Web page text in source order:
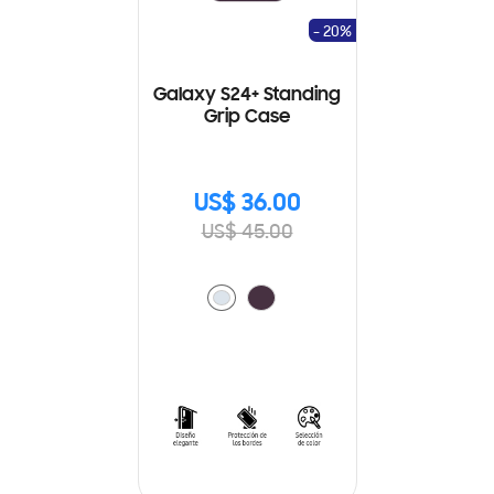
Galaxy S24+ Standing
Grip Case
US$ 36.00
US$ 45.00
- 20%